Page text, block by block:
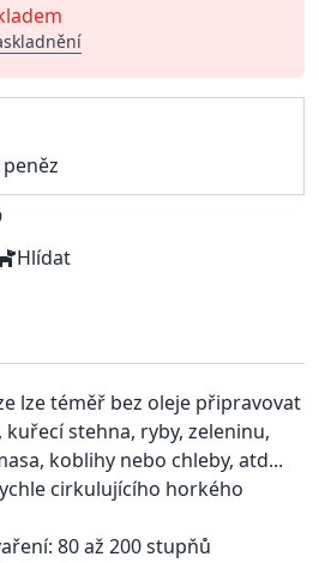
Hlídat
lze téměř bez oleje připravovat
stehna, ryby, zeleninu,
koblihy nebo chleby, atd...
cirkulujícího horkého
80 až 200 stupňů